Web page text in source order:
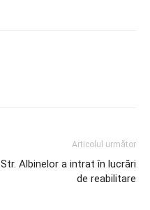
Articolul următor
Str. Albinelor a intrat în lucrări
de reabilitare